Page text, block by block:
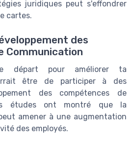
juridiques peut s'effondrer
cartes.
des
Communication
départ pour améliorer ta
être de participer à des
des compétences de
études ont montré que la
amener à une augmentation
des employés.